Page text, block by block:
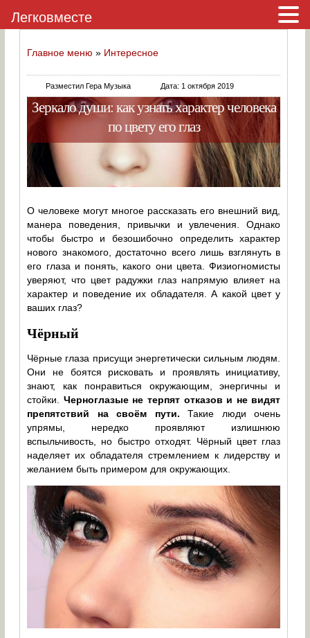
Главное меню » Интересное
Разместил Гера Музыка Дата: 1 октября 2019
Зеркало души: как узнать характер человека
по цвету его глаз
О человеке могут многое рассказать его внешний вид,
манера поведения, привычки и увлечения. Однако
чтобы быстро и безошибочно определить характер
нового знакомого, достаточно всего лишь взглянуть в
его глаза и понять, какого они цвета. Физиогномисты
уверяют, что цвет радужки глаз напрямую влияет на
характер и поведение их обладателя. А какой цвет у
ваших глаз?
Чёрный
Чёрные глаза присущи энергетически сильным людям.
Они не боятся рисковать и проявлять инициативу,
знают, как понравиться окружающим, энергичны и
стойки. Черноглазые не терпят отказов и не видят
препятствий на своём пути. Такие люди очень
упрямы, нередко проявляют излишнюю
вспыльчивость, но быстро отходят. Чёрный цвет глаз
наделяет их обладателя стремлением к лидерству и
желанием быть примером для окружающих.
Легковместе